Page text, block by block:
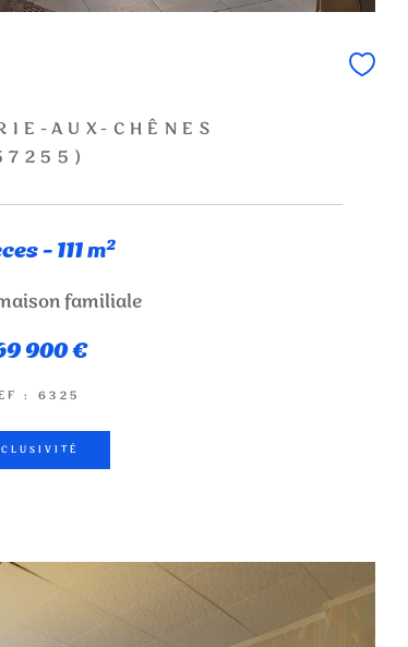
AUX-CHÊNES
- 111 m²
familiale
900 €
: 6325